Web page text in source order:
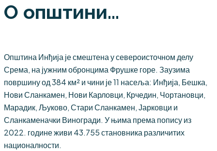
О општини...
Општина Инђија је смештена у североисточном делу
Срема, на јужним обронцима Фрушке горе. Заузима
површину од 384 км² и чини је 11 насеља: Инђија, Бешка,
Нови Сланкамен, Нови Карловци, Крчедин, Чортановци,
Марадик, Љуково, Стари Сланкамен, Јарковци и
Сланкаменачки Виногради. У њима према попису из
2022. године живи 43.755 становника различитих
националности.